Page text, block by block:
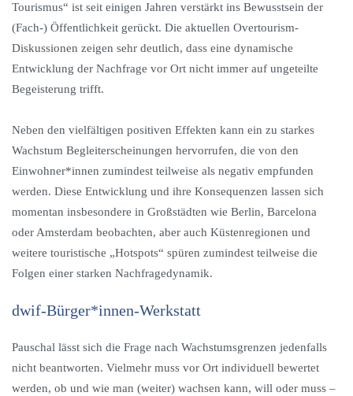
Tourismus“ ist seit einigen Jahren verstärkt ins Bewusstsein der
(Fach-) Öffentlichkeit gerückt. Die aktuellen Overtourism-
Diskussionen zeigen sehr deutlich, dass eine dynamische
Entwicklung der Nachfrage vor Ort nicht immer auf ungeteilte
Begeisterung trifft.
Neben den vielfältigen positiven Effekten kann ein zu starkes
Wachstum Begleiterscheinungen hervorrufen, die von den
Einwohner*innen zumindest teilweise als negativ empfunden
werden. Diese Entwicklung und ihre Konsequenzen lassen sich
momentan insbesondere in Großstädten wie Berlin, Barcelona
oder Amsterdam beobachten, aber auch Küstenregionen und
weitere touristische „Hotspots“ spüren zumindest teilweise die
Folgen einer starken Nachfragedynamik.
dwif-Bürger*innen-Werkstatt
Pauschal lässt sich die Frage nach Wachstumsgrenzen jedenfalls
nicht beantworten. Vielmehr muss vor Ort individuell bewertet
werden, ob und wie man (weiter) wachsen kann, will oder muss –